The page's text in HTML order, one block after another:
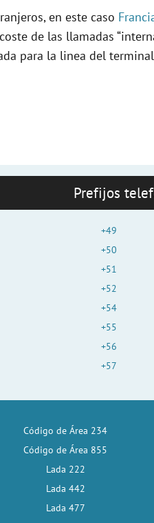
en este caso
de las llamadas
para la linea del
Prefijos
+49
+50
+51
+52
+54
+55
+56
+57
Código de Área 234
Código de Área 855
Lada 222
Lada 442
Lada 477